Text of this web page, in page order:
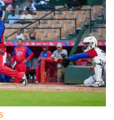
7 de agosto de